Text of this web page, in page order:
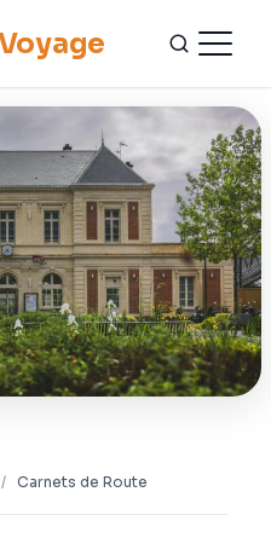
/ Carnets de Route